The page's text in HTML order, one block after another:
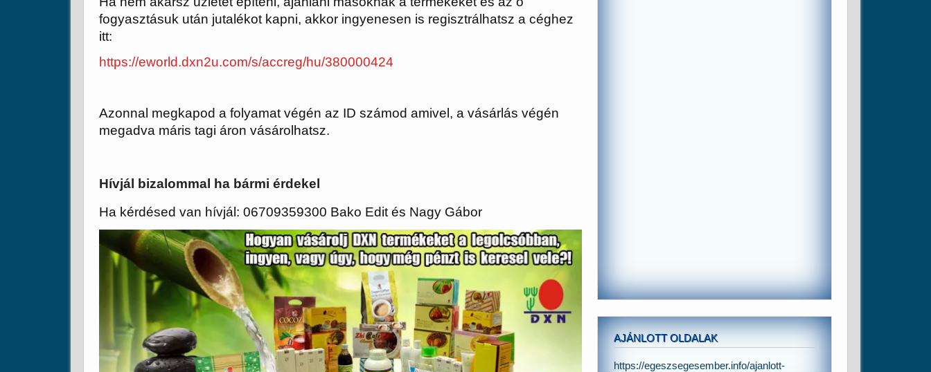
fogyasztásuk után jutalékot kapni, akkor ingyenesen is regisztrálhatsz a céghez
itt:
https://eworld.dxn2u.com/s/accreg/hu/380000424
Azonnal megkapod a folyamat végén az ID számod amivel, a vásárlás végén
megadva máris tagi áron vásárolhatsz.
Hívjál bizalommal ha bármi érdekel
Ha kérdésed van hívjál: 06709359300 Bako Edit és Nagy Gábor
AJÁNLOTT OLDALAK
https://egeszsegesember.info/ajanlott-